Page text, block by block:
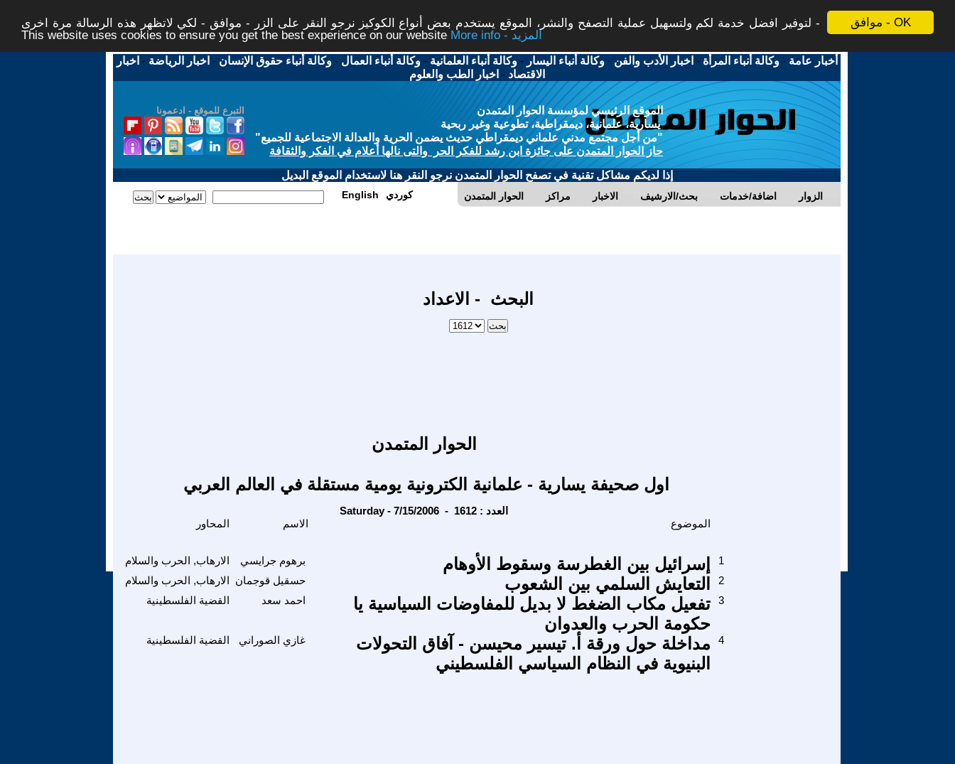
موافق - OK
لتوفير افضل خدمة لكم ولتسهيل عملية التصفح والنشر، الموقع يستخدم بعض أنواع الكوكيز نرجو النقر على الزر - موافق - لكي لاتظهر هذه الرسالة مرة اخرى -
This website uses cookies to ensure you get the best experience on our website
More info - المزيد
أخبار عامة -وكالة أنباء المرأة - اخبار الأدب والفن -وكالة أنباء اليسار -وكالة أنباء العلمانية -وكالة أنباء العمال -وكالة أنباء حقوق الإنسان - اخبار الرياضة - اخبار
الاقتصاد - اخبار الطب والعلوم
التبرع للموقع - ادعمونا
الموقع الرئيسي لمؤسسة الحوار المتمدن
يسارية، علمانية، ديمقراطية، تطوعية وغير ربحية
"من أجل مجتمع مدني علماني ديمقراطي حديث يضمن الحرية والعدالة الاجتماعية للجميع"
حاز الحوار المتمدن على جائزة ابن رشد للفكر الحر والتى نالها أعلام في الفكر والثقافة
إذا لديكم مشاكل تقنية في تصفح الحوار المتمدن نرجو النقر هنا لاستخدام الموقع البديل
الحوار المتمدن مراكز الاخبار بحث/الارشيف اضافة/خدمات الزوار English كوردي
البحث - الاعداد
الحوار المتمدن
اول صحيفة يسارية - علمانية الكترونية يومية مستقلة في العالم العربي
Saturday - 7/15/2006 - العدد : 1612
الاسم الموضوع
الارهاب, الحرب والسلام برهوم جرايسي إسرائيل بين الغطرسة وسقوط الأوهام
1
الارهاب, الحرب والسلام حسقيل قوجمان التعايش السلمي بين الشعوب
2
القضية الفلسطينية
احمد سعد
تفعيل مكاب الضغط لا بديل للمفاوضات السياسية يا
حكومة الحرب والعدوان
3
القضية الفلسطينية غازي الصوراني
مداخلة حول ورقة أ. تيسير محيسن - آفاق التحولات
البنيوية في النظام السياسي الفلسطيني
4